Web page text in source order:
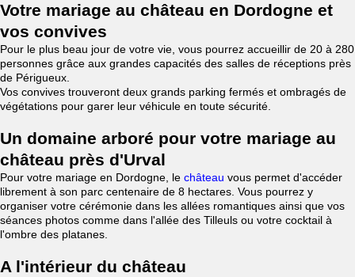
Votre mariage au château en Dordogne et
vos convives
Pour le plus beau jour de votre vie, vous pourrez accueillir de 20 à 280
personnes grâce aux grandes capacités des salles de réceptions près
de Périgueux.
Vos convives trouveront deux grands parking fermés et ombragés de
végétations pour garer leur véhicule en toute sécurité.
Un domaine arboré pour votre mariage au
château près d'Urval
Pour votre mariage en Dordogne, le château vous permet d'accéder
librement à son parc centenaire de 8 hectares. Vous pourrez y
organiser votre cérémonie dans les allées romantiques ainsi que vos
séances photos comme dans l'allée des Tilleuls ou votre cocktail à
l'ombre des platanes.
A l'intérieur du château